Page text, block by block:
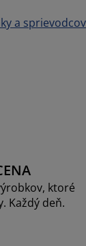
a
ktoré
Každý deň.